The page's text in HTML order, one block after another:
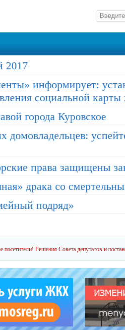
2017
информирует:
социальной
города Куровское
права защищены
драка со
подряд»
посетители! Решения Совета депутатов и